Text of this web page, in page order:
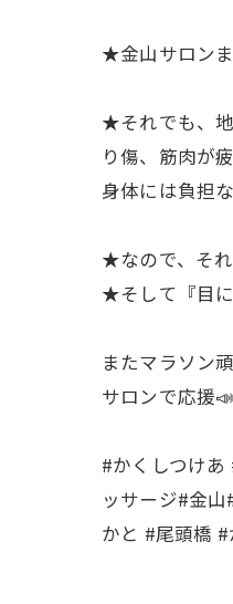
★金山サロン
★それでも、
り傷、筋肉が
身体には負担
★なので、そ
★そして『目
またマラソ
サロンで応援
#かくしつけ
ッサージ#金
かと #尾頭橋